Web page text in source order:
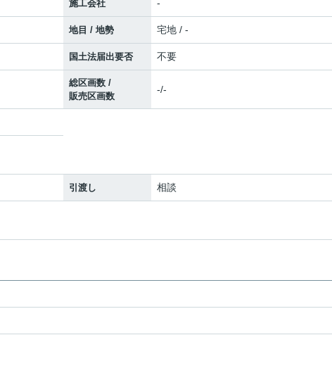
施工会社 -
地目 / 地勢 宅地 / -
国土法届出要否 不要
総区画数 /
販売区画数
-/-
引渡し 相談